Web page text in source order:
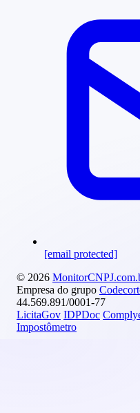
[email protected]
© 2026
Empresa do grupo
44.569.891/0001-77
LicitaGov IDPDoc
Impostômetro